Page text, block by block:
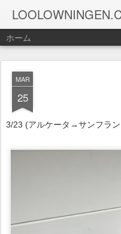
ホーム
MAR
25
3/23 (アルケータ→サンフラ